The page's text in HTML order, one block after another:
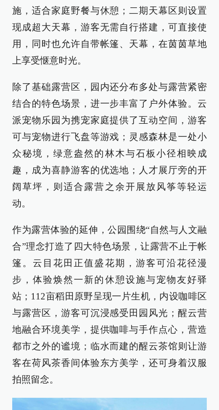
施，适合家庭野餐与休憩；二期天幕区则设置
现成超大天幕，游客无需自行搭建，可直接使
用，同时也允许自带帐篷、天幕，在茵茵草地
上享受惬意时光。
除了基础露营区，园内还分布多处与露营紧密
结合的特色场景，进一步丰富了户外体验。云
派宠物乐园为携宠家庭提供了互动空间，游客
可与宠物进行飞盘等游戏；灵感森林是一处小
众秘境，绿意盎然的林木与石板小径相映成
趣，成为喜静游客的优选地；人才展厅旁的开
阔草坪，则适合露营之余开展放风筝等轻运
动。
作为露营体验的延伸，公园围绕“自然与人文融
合”理念打造了四大特色场景，让露营不止于帐
篷。云目花田正值盛花期，游客可沿花径漫
步，体验焕然一新的休憩设施与宠物友好驿
站；112亩稻田原野呈现一片生机，内设咖啡区
与露营区，游客可沉浸感受田园风光；醒云营
地融合环境美学，提供咖啡与手作点心，营造
都市之外的谧境；临水而建的醒云茶馆则让游
客在荷风茶香间体验东方美学，还可身着汉服
拍照留念。